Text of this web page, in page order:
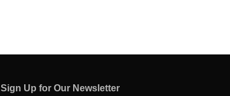
Sign Up for Our Newsletter